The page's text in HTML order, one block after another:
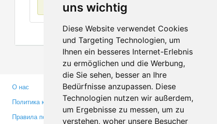
uns wichtig
Diese Website verwendet Cookies
und Targeting Technologien, um
Ihnen ein besseres Internet-Erlebnis
zu ermöglichen und die Werbung,
die Sie sehen, besser an Ihre
Bedürfnisse anzupassen. Diese
Technologien nutzen wir außerdem,
um Ergebnisse zu messen, um zu
verstehen, woher unsere Besucher
О нас
Политика конфиденциальности
Правила пользования
Партнерам
Инвесторам